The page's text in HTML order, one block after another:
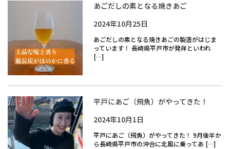
あごだしの素となる焼きあご
2024年10月25日
あごだしの素となる焼きあごの製造がはじま
っています！ 長崎県平戸市が発祥といわれ
[…]
平戸にあご（飛魚）がやってきた！
2024年10月1日
平戸にあご（飛魚）がやってきた！ 9月後半か
ら長崎県平戸市の沖合に北風に乗ってあ […]